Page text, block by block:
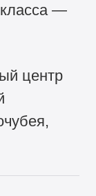
класса —
центр